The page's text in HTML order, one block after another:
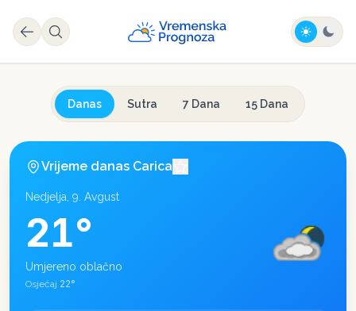
Danas Sutra 7 Dana 15 Dana
Vrijeme danas Carica
Nedjelja, 9. Avgust
21°
Umjereno oblačno
Osjećaj 22°